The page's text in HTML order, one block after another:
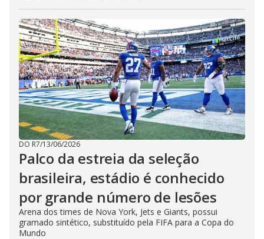
DO R7/13/06/2026
Palco da estreia da seleção
brasileira, estádio é conhecido
por grande número de lesões
Arena dos times de Nova York, Jets e Giants, possui
gramado sintético, substituído pela FIFA para a Copa do
Mundo